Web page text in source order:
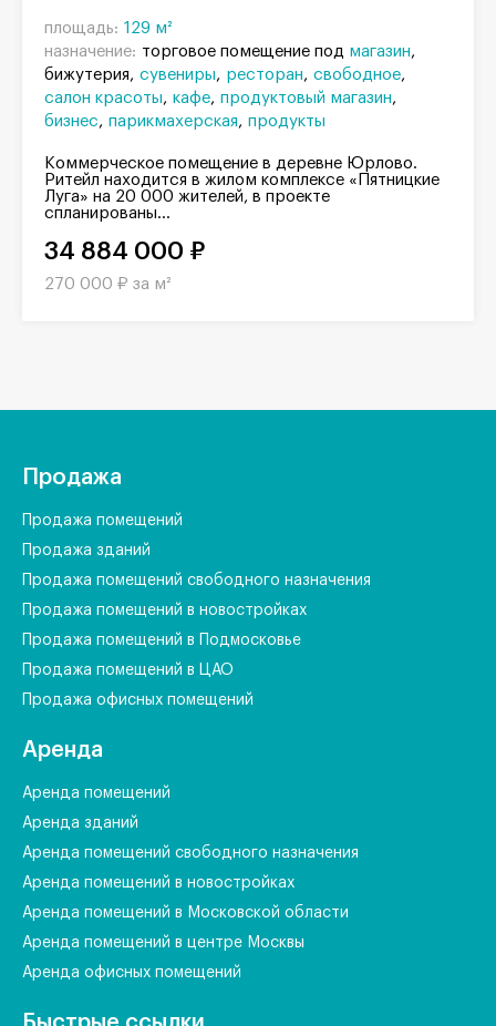
площадь: 129 м²
назначение: торговое помещение под магазин
бижутерия
сувениры ресторан
свободное
салон красоты
кафе продуктовый магазин
бизнес
парикмахерская продукты
Коммерческое помещение в деревне Юрлово.
Ритейл находится в жилом комплексе «Пятницкие
Луга» на 20 000 жителей, в проекте
спланированы...
34 884 000 ₽
270 000 ₽ за м²
Продажа
Продажа помещений
Продажа зданий
Продажа помещений свободного назначения
Продажа помещений в новостройках
Продажа помещений в Подмосковье
Продажа помещений в ЦАО
Продажа офисных помещений
Аренда
Аренда помещений
Аренда зданий
Аренда помещений свободного назначения
Аренда помещений в новостройках
Аренда помещений в Московской области
Аренда помещений в центре Москвы
Аренда офисных помещений